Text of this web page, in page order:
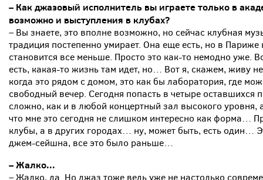
– Как джазовый исполнитель вы играете только в
возможно и выступления в клубах?
– Вы знаете, это вполне возможно, но сейчас клубная
традиция постепенно умирает. Она еще есть, но в
становится все меньше. Просто это как-то немодно уже.
есть, какая-то жизнь там идет, но… Вот я, скажем, живу
когда это рядом с домом, это как бы лаборатория, где
свободный вечер. Сегодня попасть в четыре оставшихся
сложно, как и в любой концертный зал высокого уровня,
что мне это сегодня не слишком интересно как форма…
клубы, а в других городах… ну, может быть, есть один…
джем-сейшна, все это было раньше…
– Жалко...
– Жалко, да. Но джаз тоже ведь уже не настолько